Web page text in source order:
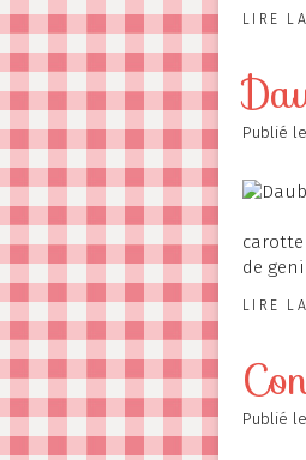
LIRE
Publié le
de
LIRE
Publié le